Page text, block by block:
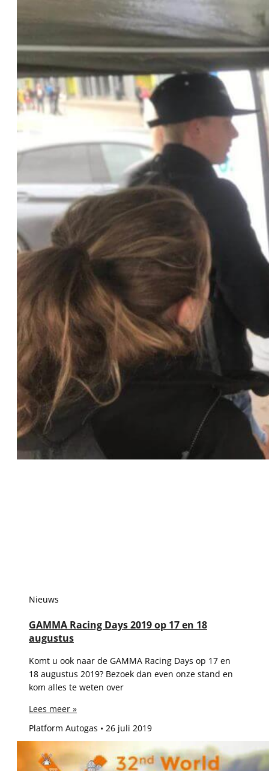
Nieuws
GAMMA Racing Days 2019 op 17 en 18
augustus
Komt u ook naar de GAMMA Racing Days op 17 en
18 augustus 2019? Bezoek dan even onze stand en
kom alles te weten over
Lees meer »
Platform Autogas
26 juli 2019